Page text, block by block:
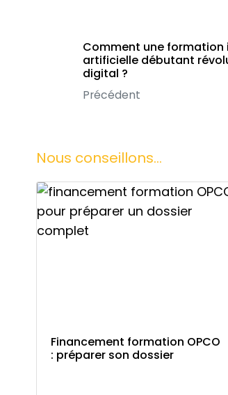
Comment une formation
artificielle débutant
digital ?
Précédent
Nous conseillons...
Financement formation OPCO
: préparer son dossier